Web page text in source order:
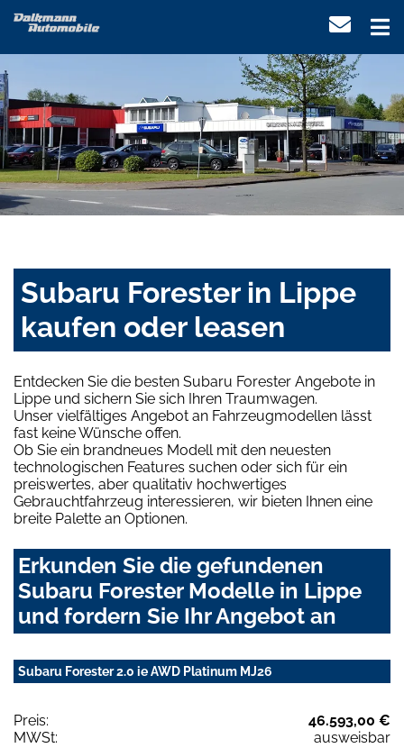
Subaru Forester in Lippe
kaufen oder leasen
Entdecken Sie die besten Subaru Forester Angebote in
Lippe und sichern Sie sich Ihren Traumwagen.
Unser vielfältiges Angebot an Fahrzeugmodellen lässt
fast keine Wünsche offen.
Ob Sie ein brandneues Modell mit den neuesten
technologischen Features suchen oder sich für ein
preiswertes, aber qualitativ hochwertiges
Gebrauchtfahrzeug interessieren, wir bieten Ihnen eine
breite Palette an Optionen.
Erkunden Sie die gefundenen
Subaru Forester Modelle in Lippe
und fordern Sie Ihr Angebot an
Subaru Forester 2.0 ie AWD Platinum MJ26
Preis:
46.593,00 €
MWSt:
ausweisbar